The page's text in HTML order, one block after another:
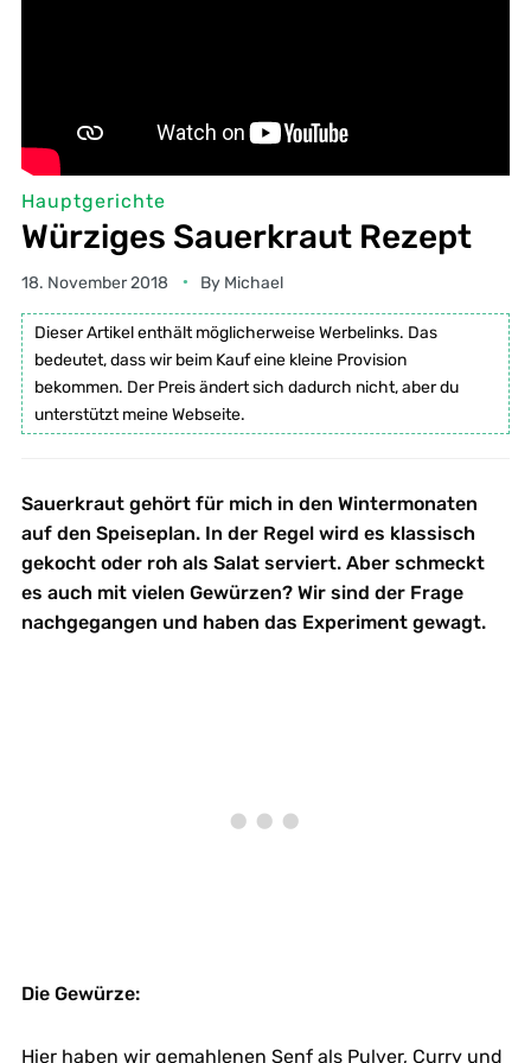
Hauptgerichte
Würziges Sauerkraut Rezept
18. November 2018 By Michael
Dieser Artikel enthält möglicherweise Werbelinks. Das
bedeutet, dass wir beim Kauf eine kleine Provision
bekommen. Der Preis ändert sich dadurch nicht, aber du
unterstützt meine Webseite.
Sauerkraut gehört für mich in den Wintermonaten
auf den Speiseplan. In der Regel wird es klassisch
gekocht oder roh als Salat serviert. Aber schmeckt
es auch mit vielen Gewürzen? Wir sind der Frage
nachgegangen und haben das Experiment gewagt.
Die Gewürze:
Hier haben wir gemahlenen Senf als Pulver, Curry und